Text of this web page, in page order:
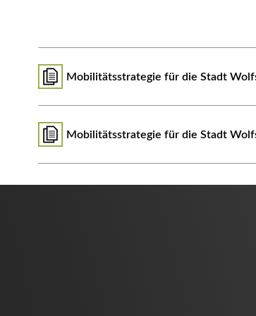
Mobilitätsstrategie für die Stadt
Mobilitätsstrategie für die Stadt